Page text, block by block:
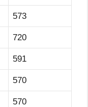
573
720
591
570
570